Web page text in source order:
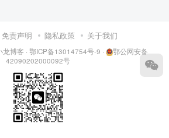
免责声明 隐私政策 关于我们
龙博客 ·鄂ICP备13014754号-9 ·
鄂公网安备
42090202000092号